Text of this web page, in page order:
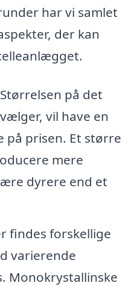
har vi samlet
der kan
Størrelsen på det
vil have en
på prisen. Et større
mere
dyrere end et
findes forskellige
varierende
Monokrystallinske